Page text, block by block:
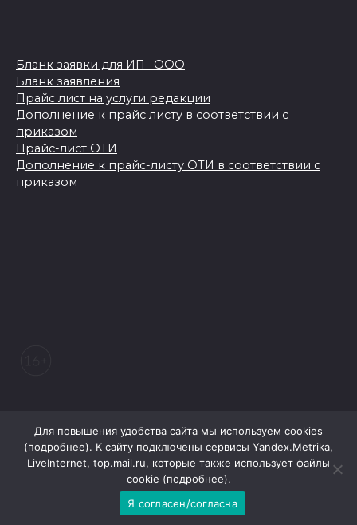
Бланк заявки для ИП_ ООО
Бланк заявления
Прайс лист на услуги редакции
Дополнение к прайс листу в соответствии с
приказом
Прайс-лист ОТИ
Дополнение к прайс-листу ОТИ в соответствии с
приказом
При поддержке Правительства Ростовской области
Для повышения удобства сайта мы используем cookies
(подробнее). К сайту подключены сервисы Yandex.Metrika,
LiveInternet, top.mail.ru, которые также использует файлы
cookie (подробнее).
Я согласен/согласна